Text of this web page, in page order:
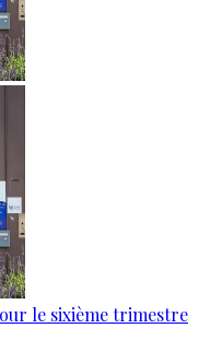
le sixième trimestre